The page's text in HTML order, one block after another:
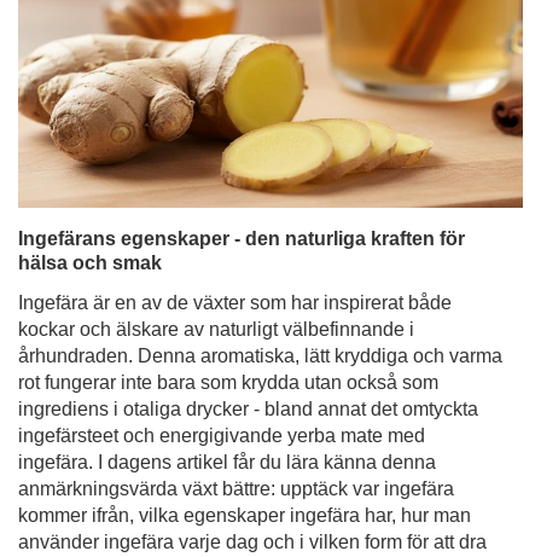
Ingefärans egenskaper - den naturliga kraften för
hälsa och smak
Ingefära är en av de växter som har inspirerat både
kockar och älskare av naturligt välbefinnande i
århundraden. Denna aromatiska, lätt kryddiga och varma
rot fungerar inte bara som krydda utan också som
ingrediens i otaliga drycker - bland annat det omtyckta
ingefärsteet och energigivande yerba mate med
ingefära. I dagens artikel får du lära känna denna
anmärkningsvärda växt bättre: upptäck var ingefära
kommer ifrån, vilka egenskaper ingefära har, hur man
använder ingefära varje dag och i vilken form för att dra